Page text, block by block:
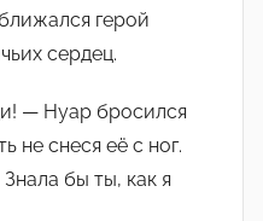
герой
сердец.
— Нуар бросился
не снеся её с ног.
бы ты, как я